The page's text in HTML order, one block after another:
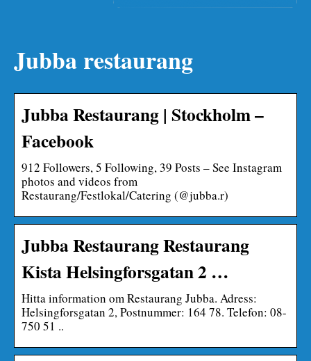
Jubba restaurang
Jubba Restaurang | Stockholm –
Facebook
912 Followers, 5 Following, 39 Posts – See Instagram
photos and videos from
Restaurang/Festlokal/Catering (@jubba.r)
Jubba Restaurang Restaurang
Kista Helsingforsgatan 2 …
Hitta information om Restaurang Jubba. Adress:
Helsingforsgatan 2, Postnummer: 164 78. Telefon: 08-
750 51 ..